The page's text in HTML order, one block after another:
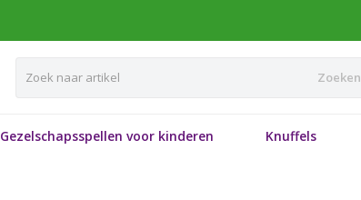
Zoeken
Gezelschapsspellen voor kinderen Knuffels